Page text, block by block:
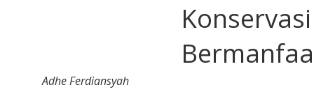
Adhe Ferdiansyah